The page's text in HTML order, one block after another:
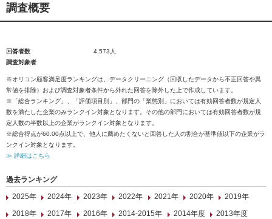
調査概要
回答者数
4,573人
調査対象者
※オリコン顧客満足度ランキングは、データクリーニング（回収したデータから不正回答や異
常値を排除）および調査対象者条件から外れた回答を除外した上で作成しています。
※「総合ランキング」、「評価項目別」、部門の「業態別」においては有効回答者数が規定人
数を満たした企業のみランクイン対象となります。その他の部門においては有効回答者数が規
定人数の半数以上の企業がランクイン対象となります。
※総合得点が60.00点以上で、他人に薦めたくないと回答した人の割合が基準値以下の企業がラ
ンクイン対象となります。
≫ 詳細はこちら
過去ランキング
2025年
2024年 2023年 2022年 2021年 2020年
2019年
2018年
2017年 2016年 2014-2015年 2014年度
2013年度